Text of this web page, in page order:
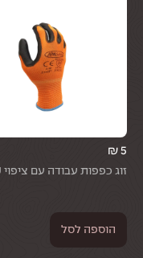
₪ 5
זוג כפפות עבודה עם ציפוי PU
הוספה לסל